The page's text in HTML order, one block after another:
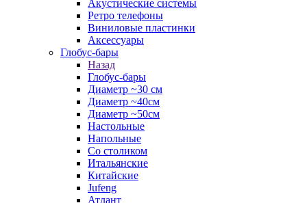
Акустические системы
Ретро телефоны
Виниловые пластинки
Аксессуары
Глобус-бары
Назад
Глобус-бары
Диаметр ~30 см
Диаметр ~40см
Диаметр ~50см
Настольные
Напольные
Со столиком
Итальянские
Китайские
Jufeng
Атлант